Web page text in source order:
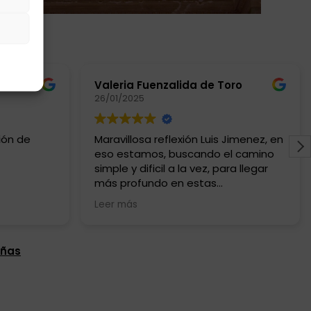
de
Valeria Fuenzalida de Toro
26/01/2025
Maravillosa reflexión Luis Jimenez, en
eso estamos, buscando el camino
simple y dificil a la vez, para llegar
más profundo en estas
comprensiones. Gracias por tu
aporte siempre, gran terapia floral
Leer más